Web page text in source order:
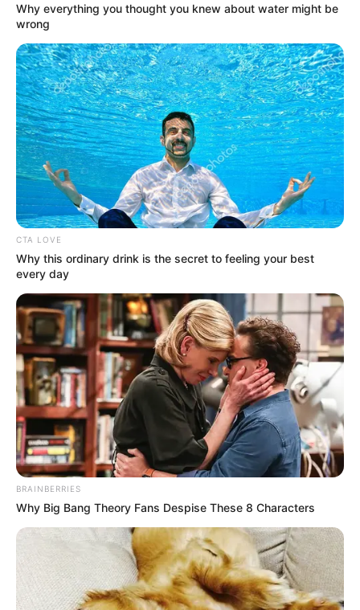
Vujity Tvrtko, a Pulitzer-emlékdíjas magyar
újságíró, aki számtalan háborús övezetből
tudósított már, most ismét megdöbbentő
őszinteséggel beszélt múltjáról – és arról, hogyan
tanult meg élni a halál árnyékában.
„Legyen boldog mindenki, aki nem látta a
mindennapi szenvedést, a háború poklát. Abban
a pokolban én meghaltam egyszer, meghaltam
százszor… A temetésen meghalt a lelkem. Majd
amikor a határon szétvertek, meghaltam
majdnem fizikailag is. S mégis életben
maradtam.” – írja közösségi oldalán a népszerű
riporter.
A bejegyzés nem csupán emlékezés, hanem
Why everything you thought you knew about water might be
wrong
CTA LOVE
Why this ordinary drink is the secret to feeling your best
every day
BRAINBERRIES
Why Big Bang Theory Fans Despise These 8 Characters